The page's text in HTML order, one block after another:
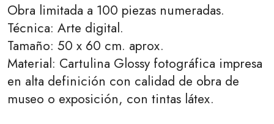
Obra limitada a 100 piezas numeradas.
Técnica: Arte digital.
Tamaño: 50 x 60 cm. aprox.
Material: Cartulina Glossy fotográfica impresa
en alta definición con calidad de obra de
museo o exposición, con tintas látex.